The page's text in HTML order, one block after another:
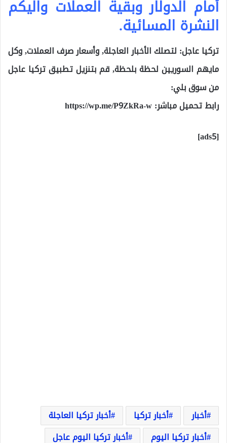
أمام الدولار وبقية العملات واليكم
النشرة المسائية.
تركيا عاجل: لتصلك الأخبار العاجلة, وأسعار صرف العملات, وكل
مايهم السوريين لحظة بلحظة, قم بتنزيل تطبيق تركيا عاجل
من سوق بلي:
رابط تحميل مباشر:https://wp.me/P9ZkRa-w
[ads5]
أخبار أخبار تركيا
أخبار تركيا العاجلة
أخبار تركيا اليوم
أخبار تركيا اليوم عاجل